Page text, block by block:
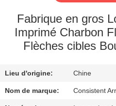
VISITE
D'USINE
CONTRÔLE
DE
Fabrique en gros
Imprimé Charbon
Flèches cibles
Lieu d'origine: Chine
Nom de marque: Consistent